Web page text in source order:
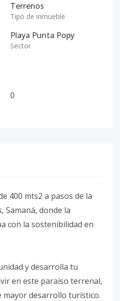
Terrenos
Tipo de inmueble
Playa Punta Popy
Sector
0
400 mts2 a pasos de la
Samaná, donde la
con la sostenibilidad en
y desarrolla tu
en este paraíso terrenal,
mayor desarrollo turístico.